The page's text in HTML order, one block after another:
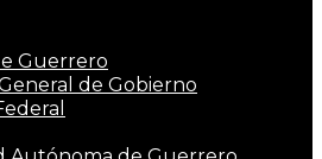
Guerrero
de Gobierno